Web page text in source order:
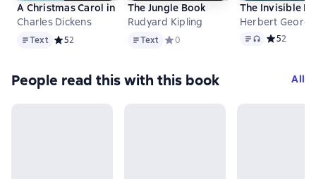
A Christmas Carol in Prose. Being a Ghost Story of
Charles Dickens
TextText Средний рейтинг 5 на основе 2 оценок
52
The Jungle Book
Rudyard Kipling
TextText Средний рейтинг 0 на основе 0
0
The Invisible
Herbert
Text, audio
Средний
52
People read this with this book All